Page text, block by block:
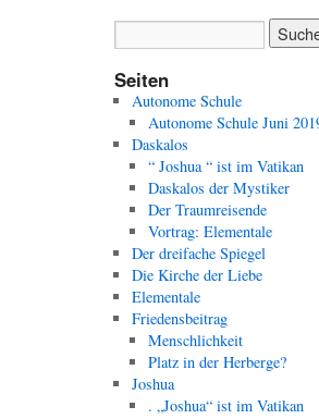
Seiten
Autonome Schule
Autonome Schule Juni
Daskalos
“ Joshua “ ist im Vatikan
Daskalos der Mystiker
Der Traumreisende
Vortrag: Elementale
Der dreifache Spiegel
Die Kirche der Liebe
Elementale
Friedensbeitrag
Menschlichkeit
Platz in der Herberge?
Joshua
. „Joshua“ ist im Vatikan